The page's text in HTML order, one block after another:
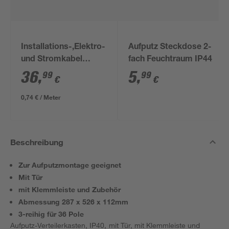
Installations-,Elektro-
und Stromkabel
NYM-J 3x1,5mm² 50
m
36,99 €
0,74 € / Meter
Aufputz Steckdose 2-
fach Feuchtraum IP44
5,99 €
Beschreibung
Zur Aufputzmontage geeignet
Mit Tür
mit Klemmleiste und Zubehör
Abmessung 287 x 526 x 112mm
3-reihig für 36 Pole
Aufputz-Verteilerkasten, IP40, mit Tür, mit Klemmleiste und